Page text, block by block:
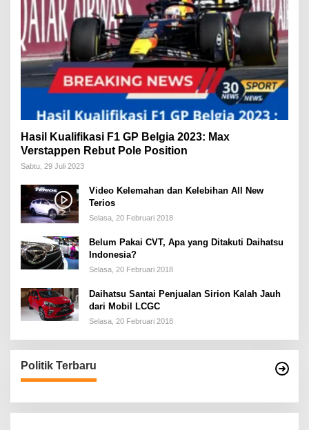
Hasil Kualifikasi F1 GP Belgia 2023: Max
Verstappen Rebut Pole Position
Sabtu, 29 Juli 2023
Video Kelemahan dan Kelebihan All New
Terios
Selasa, 20 Februari 2018
Belum Pakai CVT, Apa yang Ditakuti Daihatsu
Indonesia?
Selasa, 20 Februari 2018
Daihatsu Santai Penjualan Sirion Kalah Jauh
dari Mobil LCGC
Selasa, 20 Februari 2018
Politik Terbaru